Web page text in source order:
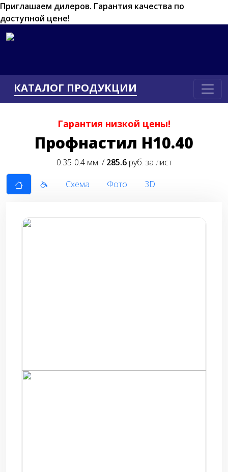
Приглашаем дилеров. Гарантия качества по
доступной цене!
КАТАЛОГ ПРОДУКЦИИ
Гарантия низкой цены!
Профнастил Н10.40
0.35-0.4 мм. /285.6 руб. за лист
Схема
Фото 3D